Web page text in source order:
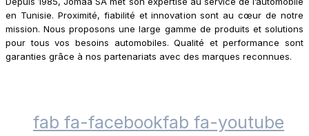
en Tunisie. Proximité, fiabilité et innovation sont au cœur de notre
mission. Nous proposons une large gamme de produits et solutions
pour tous vos besoins automobiles. Qualité et performance sont
garanties grâce à nos partenariats avec des marques reconnues.
fab fa-facebookfab fa-youtube